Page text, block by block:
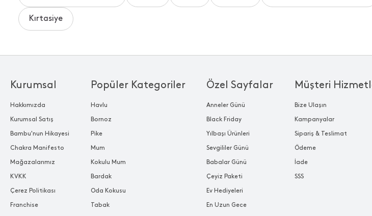
Kırtasiye
Popüler Kategoriler
Havlu
Bornoz
Pike
Mum
Kokulu Mum
Bardak
Oda Kokusu
Tabak
Özel Sayfalar
Anneler Günü
Black Friday
Yılbaşı Ürünleri
Sevgililer Günü
Babalar Günü
Çeyiz Paketi
Ev Hediyeleri
En Uzun Gece
Kurumsal
Hakkımızda
Kurumsal Satış
Bambu'nun Hikayesi
Chakra Manifesto
Mağazalarımız
KVKK
Çerez Politikası
Franchise
Müşteri
Bize Ulaşın
Kampanyalar
Sipariş & Teslimat
Ödeme
İade
SSS